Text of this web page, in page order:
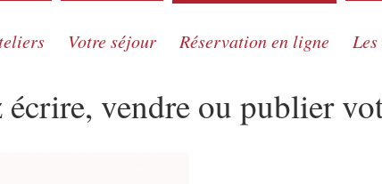
Votre séjour Réservation en ligne
écrire, vendre ou publier